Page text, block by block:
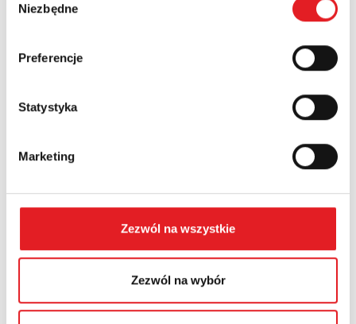
zgody
Niezbędne
Preferencje
Statystyka
Marketing
Zezwól na wszystkie
Zezwól na wybór
Numer telefonu:
Wyrażam zgodę na przetwarzanie moich danych